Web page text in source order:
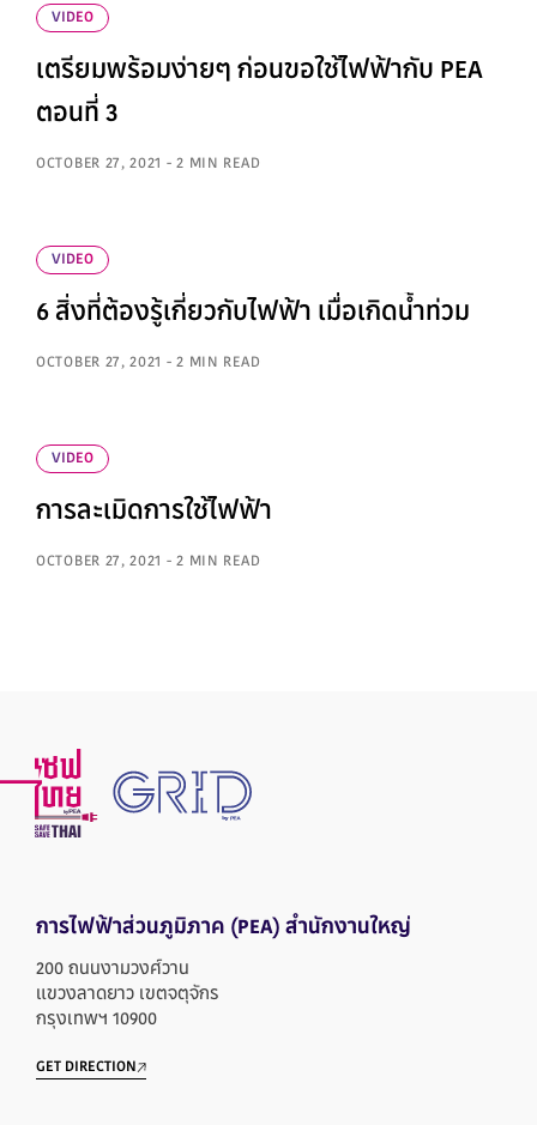
VIDEO
เตรียมพร้อมง่ายๆ ก่อนขอใช้ไฟฟ้ากับ PEA
ตอนที่ 3
OCTOBER 27, 2021 - 2 MIN READ
VIDEO
6 สิ่งที่ต้องรู้เกี่ยวกับไฟฟ้า เมื่อเกิดน้ำท่วม
OCTOBER 27, 2021 - 2 MIN READ
VIDEO
การละเมิดการใช้ไฟฟ้า
OCTOBER 27, 2021 - 2 MIN READ
การไฟฟ้าส่วนภูมิภาค (PEA) สำนักงานใหญ่
200 ถนนงามวงศ์วาน
แขวงลาดยาว เขตจตุจักร
กรุงเทพฯ 10900
GET DIRECTION